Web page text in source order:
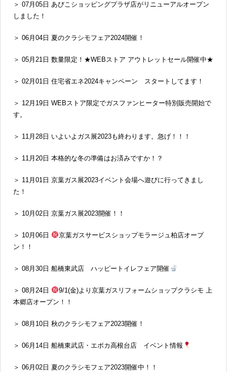
＞ 07月05日 あびこショッピングプラザ店がリニューアルオープン
しました！
＞ 06月04日 夏のクラシモフェア2024開催！
＞ 05月21日 数量限定！★WEBストア アウトレットセール開催中★
＞ 02月01日 住宅省エネ2024キャンペーン スタートしてます！
＞ 12月19日 WEBストア限定でガスファンヒーター特別販売開始で
す。
＞ 11月28日 いよいよガス展2023も終わります。急げ！！！
＞ 11月20日 本格的な冬の準備はお済みですか！？
＞ 11月01日 京葉ガス展2023イベント会場へ遊びに行ってきまし
た！
＞ 10月02日 京葉ガス展2023開催！！
＞ 10月06日
京葉ガスサービスショップモラージュ柏店オープ
ン！！
＞ 08月30日 船橋東武店 ハッピートイレフェア開催
＞ 08月24日
9/1(金)より京葉ガスリフォームショップクラシモ 上
本郷店オープン！！
＞ 08月10日 秋のクラシモフェア2023開催！
＞ 06月14日 船橋東武店・エポカ高根台店 イベント情報
＞ 06月02日 夏のクラシモフェア2023開催中！！